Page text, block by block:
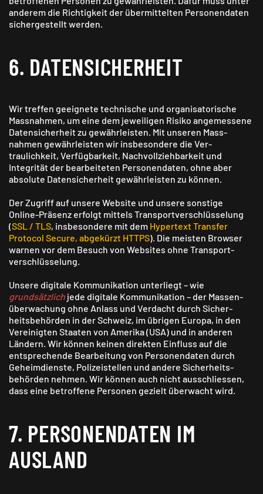
anderem die Richtigkeit der übermittelten Personendaten
sichergestellt werden.
6. DATEN­SICHERHEIT
Wir treffen geeignete technische und organisatorische
Mass­nahmen, um eine dem jeweiligen Risiko angemessene
Daten­sicherheit zu gewähr­leisten. Mit unseren Mass­
nahmen gewähr­leisten wir insbesondere die Ver­
traulichkeit, Ver­fügbarkeit, Nach­vollzieh­barkeit und
Integrität der bearbeiteten Personen­daten, ohne aber
absolute Daten­sicherheit gewährleisten zu können.
Der Zugriff auf unsere Website und unsere sonstige
Online-Präsenz erfolgt mittels Transport­verschlüsselung
(SSL / TLS, insbesondere mit dem Hypertext Transfer
Protocol Secure, abgekürzt HTTPS). Die meisten Browser
warnen vor dem Besuch von Websites ohne Transport­
verschlüsselung.
Unsere digitale Kommunikation unterliegt – wie
grundsätzlich jede digitale Kommunikation – der Massen­
überwachung ohne Anlass und Verdacht durch Sicher­
heitsbehörden in der Schweiz, im übrigen Europa, in den
Vereinigten Staaten von Amerika (USA) und in anderen
Ländern. Wir können keinen direkten Einfluss auf die
entsprechende Bearbeitung von Personen­daten durch
Geheim­dienste, Polizei­stellen und andere Sicherheits­
behörden nehmen. Wir können auch nicht ausschliessen,
dass eine betroffene Personen gezielt überwacht wird.
7. PERSONEN­DATEN IM
AUSLAND